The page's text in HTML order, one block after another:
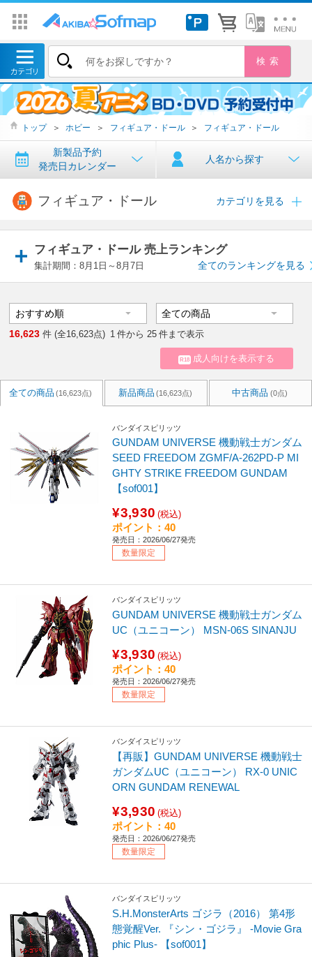
トップ ＞ ホビー ＞ フィギュア・ドール ＞ フィギュア・ドール
新製品予約
発売日カレンダー
人名から探す
フィギュア・ドール カテゴリを見る
フィギュア・ドール 売上ランキング
集計期間：8月1日～8月7日 全てのランキングを見る
16,623 件 (全16,623点) 1 件から 25 件まで表示
R18 成人向けを表示する
全ての商品 (16,623点) 新品商品 (16,623点) 中古商品 (0点)
バンダイスピリッツ
GUNDAM UNIVERSE 機動戦士ガンダム
SEED FREEDOM ZGMF/A-262PD-P MI
GHTY STRIKE FREEDOM GUNDAM
【sof001】
¥3,930 (税込)
ポイント：40
発売日：2026/06/27発売
数量限定
バンダイスピリッツ
GUNDAM UNIVERSE 機動戦士ガンダム
UC（ユニコーン） MSN-06S SINANJU
¥3,930 (税込)
ポイント：40
発売日：2026/06/27発売
数量限定
バンダイスピリッツ
【再販】GUNDAM UNIVERSE 機動戦士
ガンダムUC（ユニコーン） RX-0 UNIC
ORN GUNDAM RENEWAL
¥3,930 (税込)
ポイント：40
発売日：2026/06/27発売
数量限定
バンダイスピリッツ
S.H.MonsterArts ゴジラ（2016） 第4形
態覚醒Ver. 『シン・ゴジラ』 -Movie Gra
phic Plus- 【sof001】